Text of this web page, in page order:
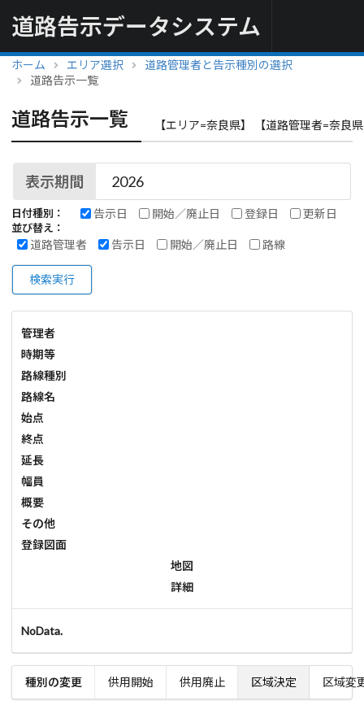
道路告示データシステム
ホーム エリア選択
道路管理者と告示種別の選択
道路告示一覧
道路告示一覧 【エリア=奈良県】 【道路管理者=奈良
表示期間
日付種別： 告示日 開始／廃止日 登録日 更新日
並び替え：
道路管理者 告示日 開始／廃止日 路線
検索実行
管理者
時期等
路線種別
路線名
始点
終点
延長
幅員
概要
その他
登録図面
地図
詳細
NoData.
種別の変更 供用開始 供用廃止 区域決定 区域変